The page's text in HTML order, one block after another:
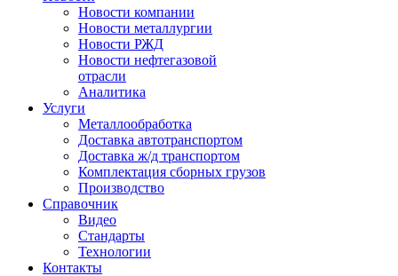
Новости компании
Новости металлургии
Новости РЖД
Новости нефтегазовой
отрасли
Аналитика
Услуги
Металлообработка
Доставка автотранспортом
Доставка ж/д транспортом
Комплектация сборных грузов
Производство
Справочник
Видео
Стандарты
Технологии
Контакты